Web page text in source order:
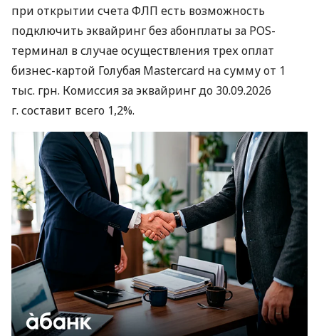
при открытии счета ФЛП есть возможность
подключить эквайринг без абонплаты за POS-
терминал в случае осуществления трех оплат
бизнес-картой Голубая Mastercard на сумму от 1
тыс. грн. Комиссия за эквайринг до 30.09.2026
г. составит всего 1,2%.